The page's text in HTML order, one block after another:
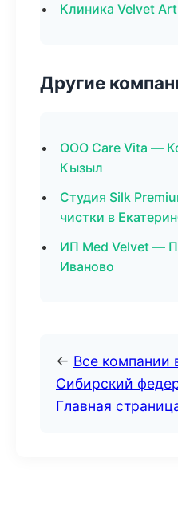
Клиника Velvet
Другие
ООО Care Vita —
Кызыл
Студия Silk
чистки в
ИП Med Velvet —
Иваново
← Все компании
Сибирский
Главная